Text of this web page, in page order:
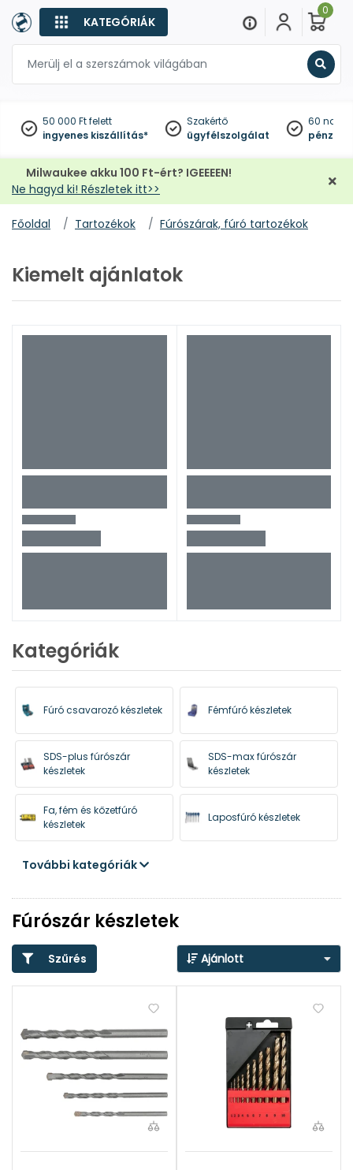
KATEGÓRIÁK
0
50 000 Ft felett
ingyenes kiszállítás*
Szakértő
ügyfélszolgálat
60
Milwaukee akku 100 Ft-ért? IGEEEEN!
Ne hagyd ki! Részletek itt>>
Főoldal Tartozékok Fúrószárak, fúró tartozékok
Kiemelt ajánlatok
Kategóriák
Fúró csavarozó készletek Fémfúró készletek
SDS-plus fúrószár
készletek
SDS-max fúrószár
készletek
Fa, fém és kőzetfúró
készletek
Laposfúró készletek
Magfúró készletek
Csempefúró készletek
További kategóriák
Fúrószár készletek
Szűrés Ajánlott